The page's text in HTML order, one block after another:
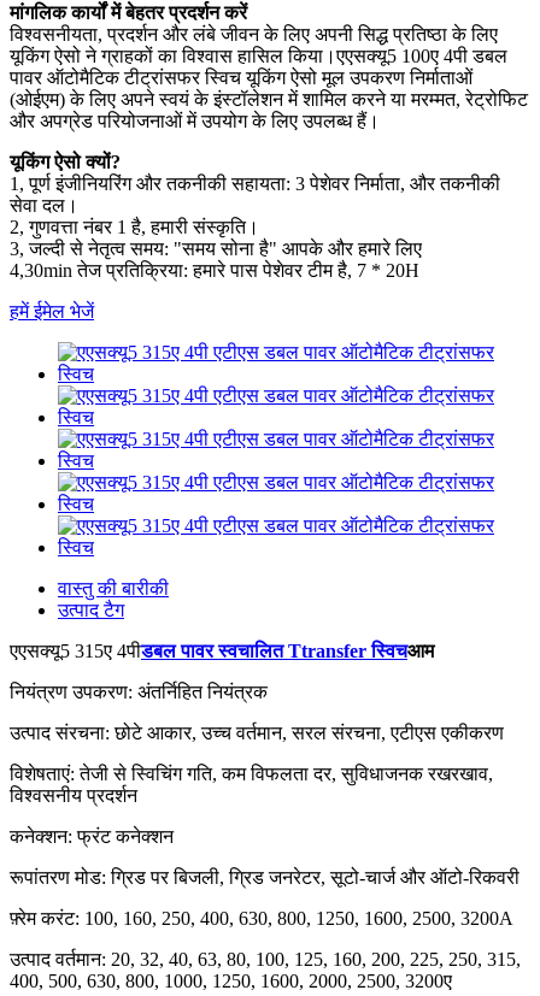
मांगलिक कार्यों में बेहतर प्रदर्शन करें
विश्वसनीयता, प्रदर्शन और लंबे जीवन के लिए अपनी सिद्ध प्रतिष्ठा के लिए
यूकिंग ऐसो ने ग्राहकों का विश्वास हासिल किया।एएसक्यू5 100ए 4पी डबल
पावर ऑटोमैटिक टीट्रांसफर स्विच यूकिंग ऐसो मूल उपकरण निर्माताओं
(ओईएम) के लिए अपने स्वयं के इंस्टॉलेशन में शामिल करने या मरम्मत, रेट्रोफिट
और अपग्रेड परियोजनाओं में उपयोग के लिए उपलब्ध हैं।
यूकिंग ऐसो क्यों?
1, पूर्ण इंजीनियरिंग और तकनीकी सहायता: 3 पेशेवर निर्माता, और तकनीकी
सेवा दल।
2, गुणवत्ता नंबर 1 है, हमारी संस्कृति।
3, जल्दी से नेतृत्व समय: "समय सोना है" आपके और हमारे लिए
4,30min तेज प्रतिक्रिया: हमारे पास पेशेवर टीम है, 7 * 20H
हमें ईमेल भेजें
वास्तु की बारीकी
उत्पाद टैग
एएसक्यू5 315ए 4पीडबल पावर स्वचालित Ttransfer स्विचआम
नियंत्रण उपकरण: अंतर्निहित नियंत्रक
उत्पाद संरचना: छोटे आकार, उच्च वर्तमान, सरल संरचना, एटीएस एकीकरण
विशेषताएं: तेजी से स्विचिंग गति, कम विफलता दर, सुविधाजनक रखरखाव,
विश्वसनीय प्रदर्शन
कनेक्शन: फ्रंट कनेक्शन
रूपांतरण मोड: ग्रिड पर बिजली, ग्रिड जनरेटर, सूटो-चार्ज और ऑटो-रिकवरी
फ़्रेम करंट: 100, 160, 250, 400, 630, 800, 1250, 1600, 2500, 3200A
उत्पाद वर्तमान: 20, 32, 40, 63, 80, 100, 125, 160, 200, 225, 250, 315,
400, 500, 630, 800, 1000, 1250, 1600, 2000, 2500, 3200ए